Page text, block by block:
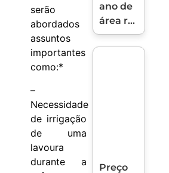
serão
abordados
assuntos
importantes
como:*
–
Necessidade
de irrigação
de uma
lavoura
durante a
ano de
área r...
Preço